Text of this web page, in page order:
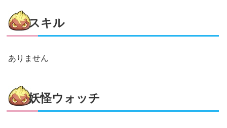
スキル
ありません
妖怪ウォッチ